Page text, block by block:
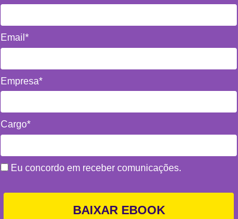
Email*
Empresa*
Cargo*
Eu concordo em receber comunicações.
BAIXAR EBOOK